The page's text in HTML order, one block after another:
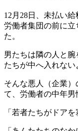
12月28日、未払い
労働者集団の前に
た。
男たちは隣の人と
たちが中へ入れない
そんな悪人（企業
て、労働者の中年男
「若者たちがドア